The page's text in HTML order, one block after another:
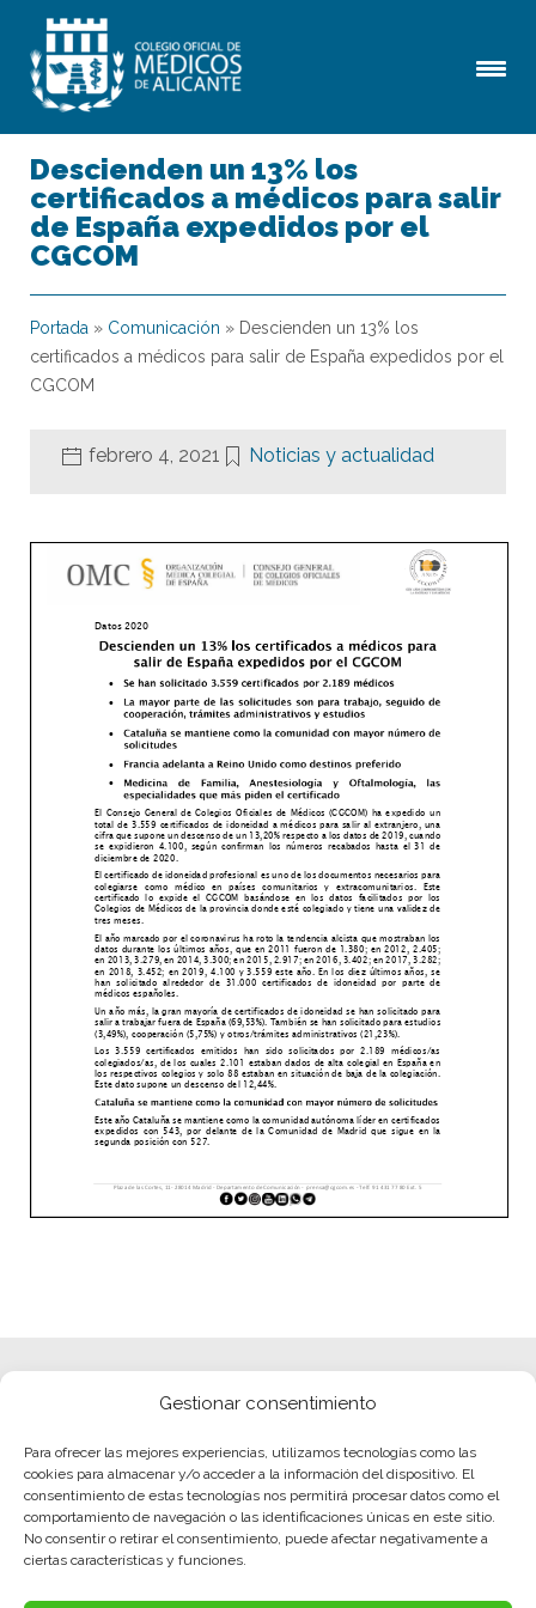
Gestionar consentimiento
Para ofrecer las mejores experiencias, utilizamos tecnologías como las
cookies para almacenar y/o acceder a la información del dispositivo. El
consentimiento de estas tecnologías nos permitirá procesar datos como el
comportamiento de navegación o las identificaciones únicas en este sitio.
No consentir o retirar el consentimiento, puede afectar negativamente a
ciertas características y funciones.
Descienden un 13% los
certificados a médicos para salir
de España expedidos por el
CGCOM
Portada » Comunicación » Descienden un 13% los
certificados a médicos para salir de España expedidos por el
CGCOM
febrero 4, 2021 Noticias y actualidad